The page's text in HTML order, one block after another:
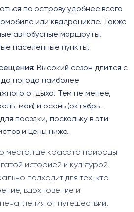
по острову удобнее всего
или квадроцикле. Также
автобусные маршруты,
населенные пункты.
Высокий сезон длится с
погода наиболее
отдыха. Тем не менее,
май) и осень (октябрь-
поездки, поскольку в эти
и цены ниже.
место, где красота природы
историей и культурой.
подходит для тех, кто
вдохновение и
от путешествий.